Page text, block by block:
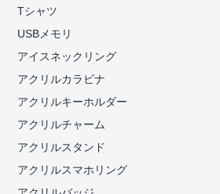
Tシャツ
USBメモリ
アイスネックリング
アクリルカラビナ
アクリルキーホルダー
アクリルチャーム
アクリルスタンド
アクリルスマホリング